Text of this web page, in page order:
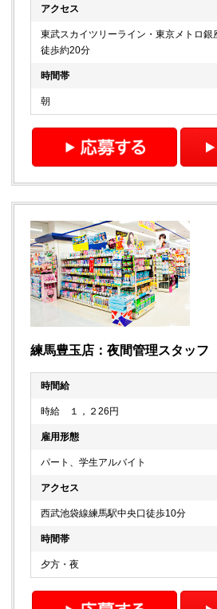
アクセス
東武スカイツリーライン・東京メトロ銀
徒歩約20分
時間帯
朝
練馬豊玉店：夜間管理スタッフ
時間給
時給 １，２26円
雇用形態
パート、学生アルバイト
アクセス
西武池袋線練馬駅中央口徒歩10分
時間帯
夕方・夜